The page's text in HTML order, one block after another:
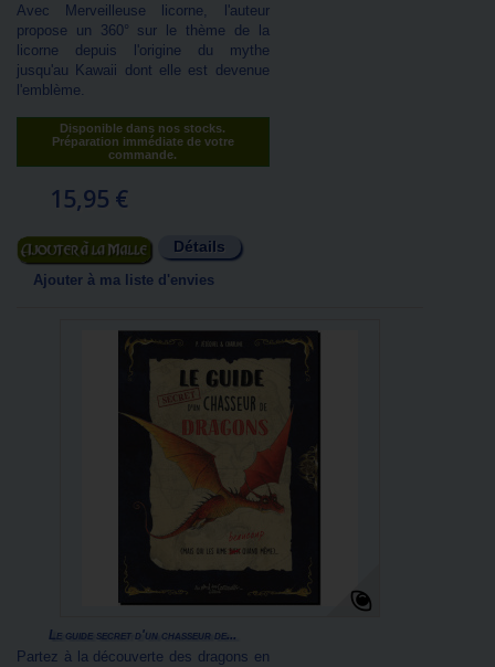
Avec Merveilleuse licorne, l'auteur
propose un 360° sur le thème de la
licorne depuis l'origine du mythe
jusqu'au Kawaii dont elle est devenue
l'emblème.
Disponible dans nos stocks.
Préparation immédiate de votre
commande.
15,95 €
Ajouter au panier Détails
Ajouter à ma liste d'envies
Le guide secret d'un chasseur de...
Partez à la découverte des dragons en